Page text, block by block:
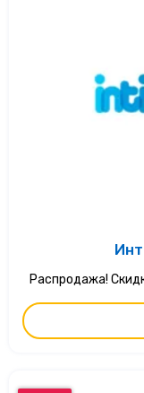
Распродажа!